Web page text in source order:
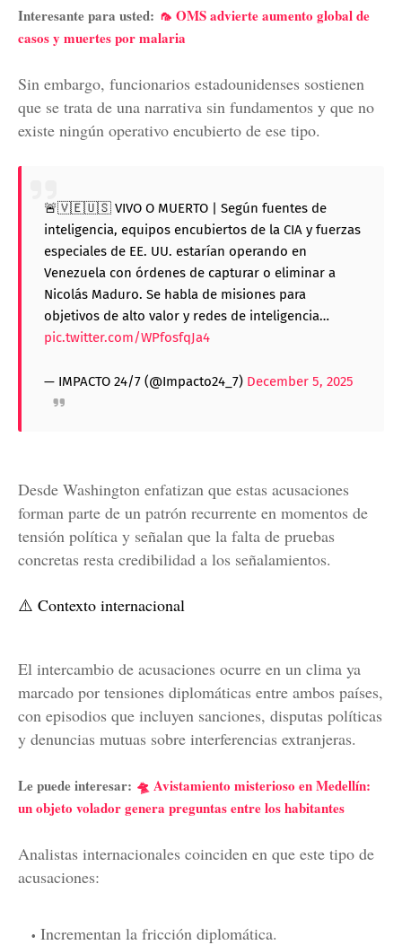
Interesante para usted: 🦟 OMS advierte aumento global de
casos y muertes por malaria
Sin embargo, funcionarios estadounidenses sostienen
que se trata de una narrativa sin fundamentos y que no
existe ningún operativo encubierto de ese tipo.
🚨🇻🇪🇺🇸 VIVO O MUERTO | Según fuentes de
inteligencia, equipos encubiertos de la CIA y fuerzas
especiales de EE. UU. estarían operando en
Venezuela con órdenes de capturar o eliminar a
Nicolás Maduro. Se habla de misiones para
objetivos de alto valor y redes de inteligencia…
pic.twitter.com/WPfosfqJa4
— IMPACTO 24/7 (@Impacto24_7) December 5, 2025
Desde Washington enfatizan que estas acusaciones
forman parte de un patrón recurrente en momentos de
tensión política y señalan que la falta de pruebas
concretas resta credibilidad a los señalamientos.
⚠️ Contexto internacional
El intercambio de acusaciones ocurre en un clima ya
marcado por tensiones diplomáticas entre ambos países,
con episodios que incluyen sanciones, disputas políticas
y denuncias mutuas sobre interferencias extranjeras.
Le puede interesar: 🛸 Avistamiento misterioso en Medellín:
un objeto volador genera preguntas entre los habitantes
Analistas internacionales coinciden en que este tipo de
acusaciones:
Incrementan la fricción diplomática.